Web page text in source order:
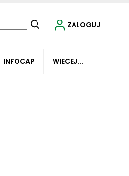
INFOCAP WIECEJ...
ZALOGUJ